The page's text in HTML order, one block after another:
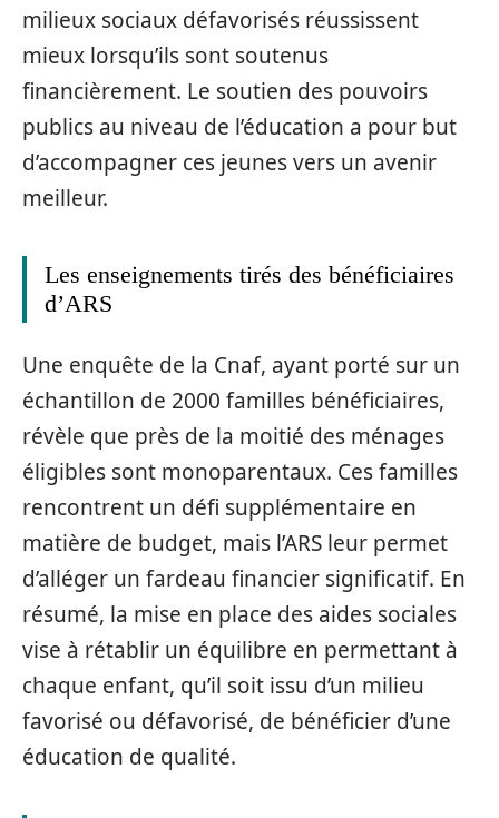
milieux sociaux défavorisés réussissent
mieux lorsqu’ils sont soutenus
financièrement. Le soutien des pouvoirs
publics au niveau de l’éducation a pour but
d’accompagner ces jeunes vers un avenir
meilleur.
Les enseignements tirés des bénéficiaires
d’ARS
Une enquête de la Cnaf, ayant porté sur un
échantillon de 2000 familles bénéficiaires,
révèle que près de la moitié des ménages
éligibles sont monoparentaux. Ces familles
rencontrent un défi supplémentaire en
matière de budget, mais l’ARS leur permet
d’alléger un fardeau financier significatif. En
résumé, la mise en place des aides sociales
vise à rétablir un équilibre en permettant à
chaque enfant, qu’il soit issu d’un milieu
favorisé ou défavorisé, de bénéficier d’une
éducation de qualité.